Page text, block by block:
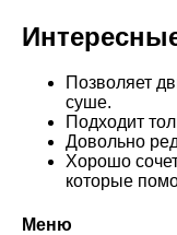
Позволяет
суше.
Подходит
Довольно
Хорошо
которые
Меню